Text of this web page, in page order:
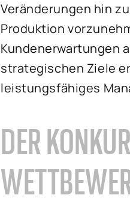
Veränderungen hin
Produktion
Kundenerwartungen
strategischen Ziele
leistungsfähiges
DER